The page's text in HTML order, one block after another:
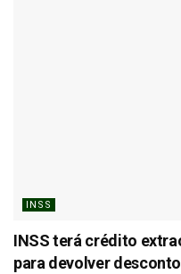
INSS
INSS terá crédito
para devolver